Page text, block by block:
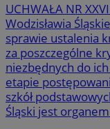
UCHWAŁA NR
Wodzisławia
sprawie ustalenia
za poszczególne
niezbędnych do
etapie
szkół
Śląski jest